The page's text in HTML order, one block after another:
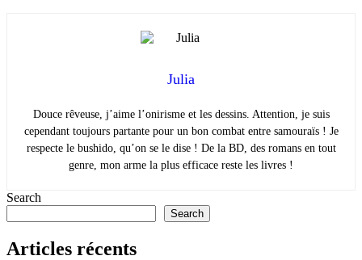
Julia
Douce rêveuse, j’aime l’onirisme et les dessins. Attention, je suis
cependant toujours partante pour un bon combat entre samouraïs ! Je
respecte le bushido, qu’on se le dise ! De la BD, des romans en tout
genre, mon arme la plus efficace reste les livres !
Search
Search
Articles récents